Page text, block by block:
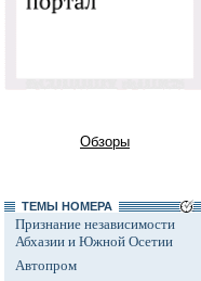
Обзоры
ТЕМЫ НОМЕРА
Признание независимости
Абхазии и Южной Осетии
Автопром